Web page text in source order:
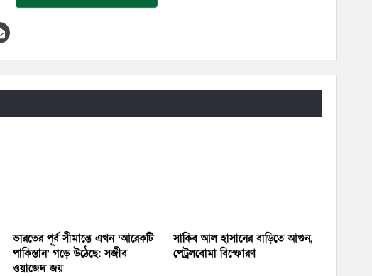
ভারতের পূর্ব সীমান্তে এখন ‘আরেকটি
পাকিস্তান’ গড়ে উঠেছে: সজীব
ওয়াজেদ জয়
সাকিব আল হাসানের বাড়িতে আগুন,
পেট্রলবোমা বিস্ফোরণ